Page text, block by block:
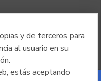
y de terceros para
al usuario en su
estás aceptando